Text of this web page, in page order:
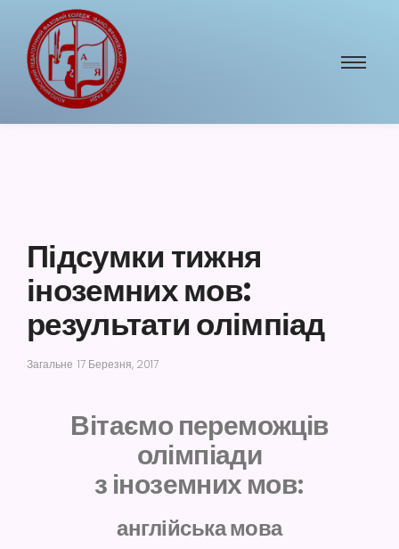
Підсумки тижня
іноземних мов:
результати олімпіад
Загальне 17 Березня, 2017
Вітаємо переможців
олімпіади
з іноземних мов:
англійська мова